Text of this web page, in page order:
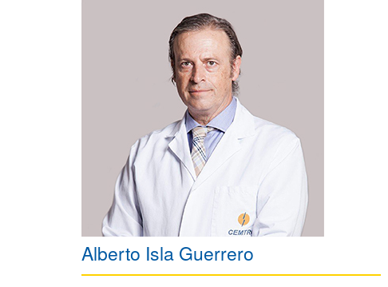
Alberto Isla Guerrero